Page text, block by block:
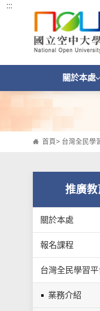
跳到主要內容區塊
:::
關於本處
首頁> 台灣全民學
推廣教
關於本處
報名課程
台灣全民學習平
業務介紹